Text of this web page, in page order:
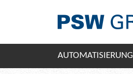
AUTOMATISIERUNG